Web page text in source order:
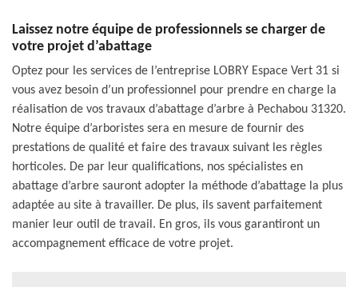
Laissez notre équipe de professionnels se charger de
votre projet d’abattage
Optez pour les services de l’entreprise LOBRY Espace Vert 31 si
vous avez besoin d’un professionnel pour prendre en charge la
réalisation de vos travaux d’abattage d’arbre à Pechabou 31320.
Notre équipe d’arboristes sera en mesure de fournir des
prestations de qualité et faire des travaux suivant les règles
horticoles. De par leur qualifications, nos spécialistes en
abattage d’arbre sauront adopter la méthode d’abattage la plus
adaptée au site à travailler. De plus, ils savent parfaitement
manier leur outil de travail. En gros, ils vous garantiront un
accompagnement efficace de votre projet.